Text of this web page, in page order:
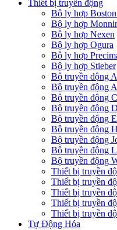
Thiết bị truyền động
Bộ ly hợp
Bộ ly hợp
Bộ ly hợp Nexen
Bộ ly hợp Ogura
Bộ ly hợp
Bộ ly hợp Stieber
Bộ truyền động
Bộ truyền động
Bộ truyền động
Bộ truyền động
Bộ truyền động
Bộ truyền động
Bộ truyền động
Bộ truyền động
Bộ truyền động
Thiết bị truyền
Thiết bị truyền
Thiết bị truyền
Thiết bị truyền
Thiết bị truyền
Tự Động Hóa